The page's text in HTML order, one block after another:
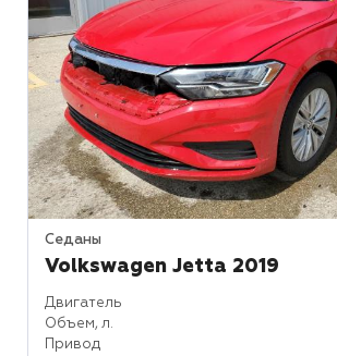
Седаны
Volkswagen Jetta 2019
Двигатель
Объем, л.
Привод